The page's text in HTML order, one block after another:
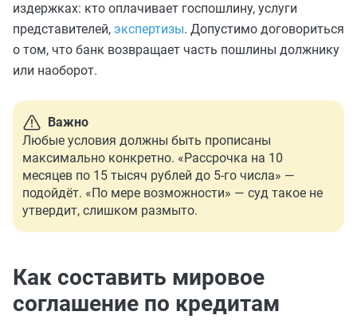
издержках: кто оплачивает госпошлину, услуги
представителей, экспертизы. Допустимо договориться
о том, что банк возвращает часть пошлины должнику
или наоборот.
Важно
Любые условия должны быть прописаны
максимально конкретно. «Рассрочка на 10
месяцев по 15 тысяч рублей до 5-го числа» —
подойдёт. «По мере возможности» — суд такое не
утвердит, слишком размыто.
Как составить мировое
соглашение по кредитам